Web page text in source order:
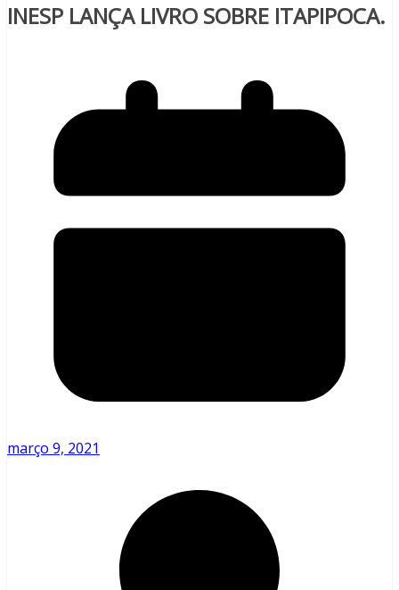
INESP LANÇA LIVRO SOBRE ITAPIPOCA.
março 9, 2021